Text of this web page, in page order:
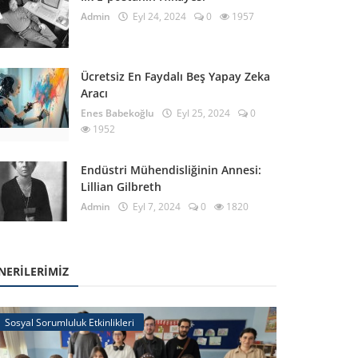
Admin Eyl 24, 2024 0 1957
Ücretsiz En Faydalı Beş Yapay Zeka
Aracı
Enes Babekoğlu Eyl 25, 2024
0
1952
Endüstri Mühendisliğinin Annesi:
Lillian Gilbreth
Admin Eyl 7, 2024 0 1820
Sosyal Sorumluluk Etkinlikleri